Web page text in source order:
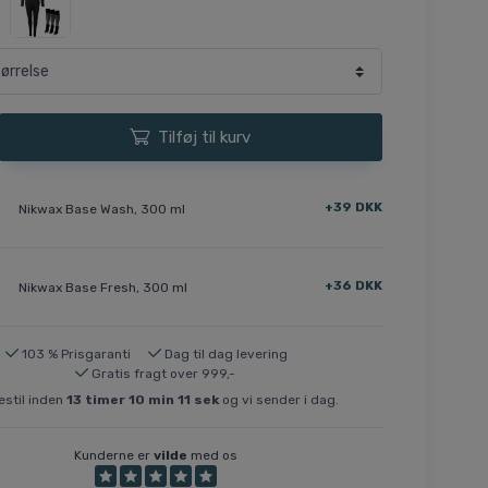
Tilføj til kurv
Nikwax Base Wash, 300 ml +39 DKK
Nikwax Base Fresh, 300 ml +36 DKK
103 % Prisgaranti
Dag til dag levering
Gratis fragt over 999,-
inden 13timer 10min 10 sek og vi sender i dag.
Kunderne er vilde med os